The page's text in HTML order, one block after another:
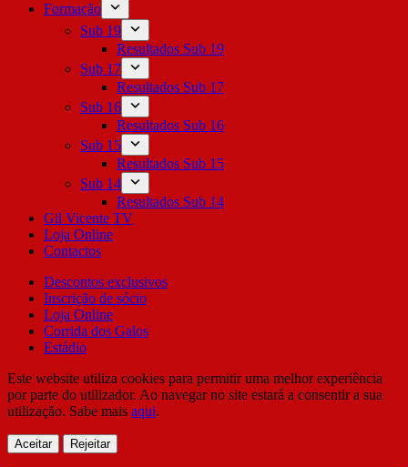
Formação
Sub 19
Resultados Sub 19
Sub 17
Resultados Sub 17
Sub 16
Resultados Sub 16
Sub 15
Resultados Sub 15
Sub 14
Resultados Sub 14
Gil Vicente TV
Loja Online
Contactos
Descontos exclusivos
Inscrição de sócio
Loja Online
Corrida dos Galos
Estádio
Este website utiliza cookies para permitir uma melhor experiência
por parte do utilizador. Ao navegar no site estará a consentir a sua
utilização. Sabe mais aqui.
Aceitar Rejeitar